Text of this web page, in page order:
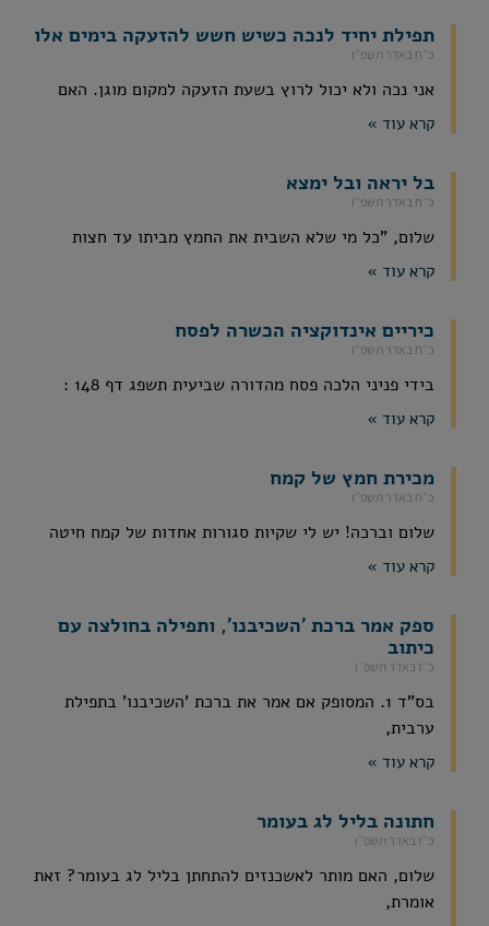
תפילת יחיד לנכה כשיש חשש להזעקה בימים אלו
כ״ח באדר תשפ״ו
אני נכה ולא יכול לרוץ בשעת הזעקה למקום מוגן. האם
קרא עוד »
בל יראה ובל ימצא
כ״ח באדר תשפ״ו
שלום, "כל מי שלא השבית את החמץ מביתו עד חצות
קרא עוד »
כיריים אינדוקציה הכשרה לפסח
כ״ח באדר תשפ״ו
בידי פניני הלכה פסח מהדורה שביעית תשפג דף 148 :
קרא עוד »
מכירת חמץ של קמח
כ״ח באדר תשפ״ו
שלום וברכה! יש לי שקיות סגורות אחדות של קמח חיטה
קרא עוד »
ספק אמר ברכת 'השכיבנו', ותפילה בחולצה עם
כיתוב
כ״ז באדר תשפ״ו
בס"ד 1. המסופק אם אמר את ברכת 'השכיבנו' בתפילת
ערבית,
קרא עוד »
חתונה בליל לג בעומר
כ״ז באדר תשפ״ו
שלום, האם מותר לאשכנזים להתחתן בליל לג בעומר? זאת
אומרת,